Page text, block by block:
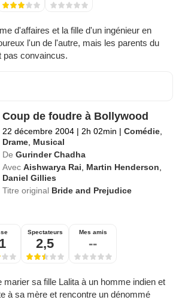
d'affaires et la fille d'un ingénieur en
l'un de l'autre, mais les parents du
pas convaincus.
Coup de foudre à Bollywood
22 décembre 2004 | 2h 02min | Comédie
Drame Musical
De Gurinder Chadha
Avec Aishwarya Rai Martin Henderson
Daniel Gillies
Titre original Bride and Prejudice
Spectateurs
2,5
Mes amis
--
sa fille Lalita à un homme indien et
à sa mère et rencontre un dénommé